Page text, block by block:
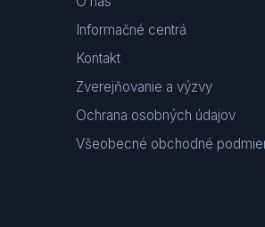
Informačné centrá
Kontakt
Zverejňovanie a výzvy
Ochrana osobných údajov
Všeobecné obchodné